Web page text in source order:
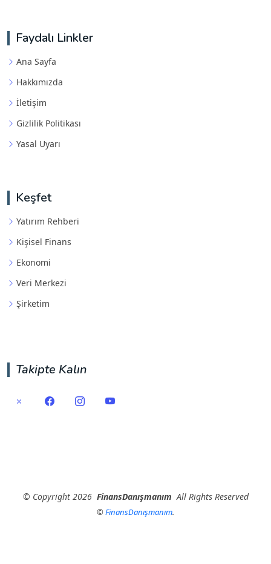
Faydalı Linkler
Ana Sayfa
Hakkımızda
İletişim
Gizlilik Politikası
Yasal Uyarı
Keşfet
Yatırım Rehberi
Kişisel Finans
Ekonomi
Veri Merkezi
Şirketim
Takipte Kalın
© Copyright2026 FinansDanışmanım All Rights Reserved
©FinansDanışmanım.